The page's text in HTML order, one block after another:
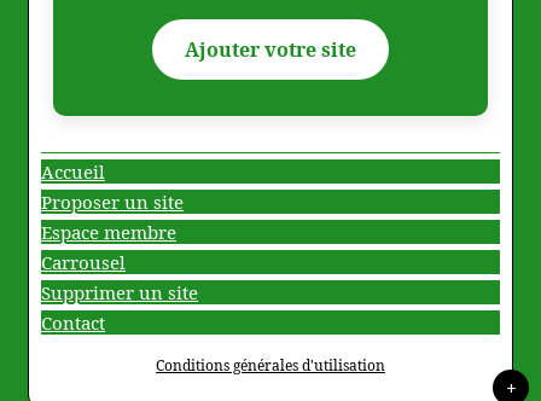
Ajouter votre site
Accueil
Proposer un site
Espace membre
Carrousel
Supprimer un site
Contact
Conditions générales d'utilisation
+